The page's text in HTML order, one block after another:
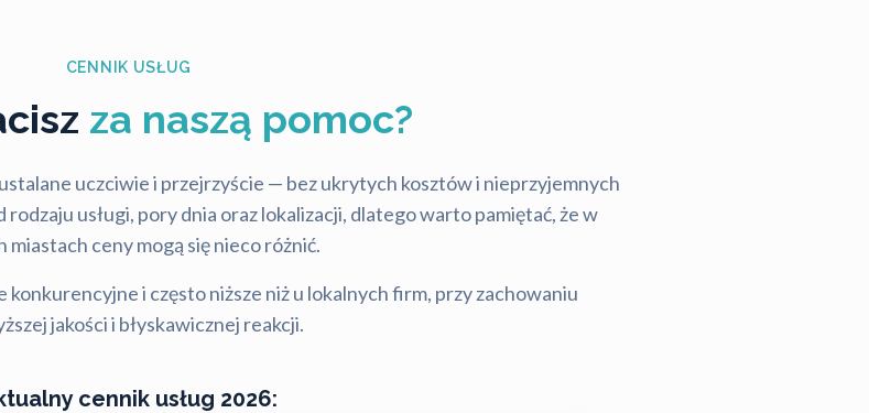
CENNIK USŁUG
za naszą pomoc?
uczciwie i przejrzyście — bez ukrytych kosztów i nieprzyjemnych
usługi, pory dnia oraz lokalizacji, dlatego warto pamiętać, że w
miastach ceny mogą się nieco różnić.
konkurencyjne i często niższe niż u lokalnych firm, przy zachowaniu
jakości i błyskawicznej reakcji.
cennik usług 2026: